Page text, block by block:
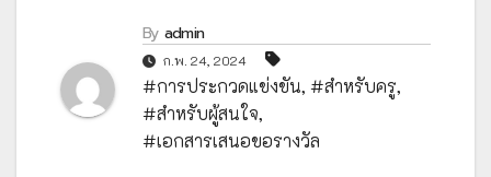
By admin
ก.พ. 24, 2024
#การประกวดแข่งขัน, #สำหรับครู,
#สำหรับผู้สนใจ,
#เอกสารเสนอขอรางวัล